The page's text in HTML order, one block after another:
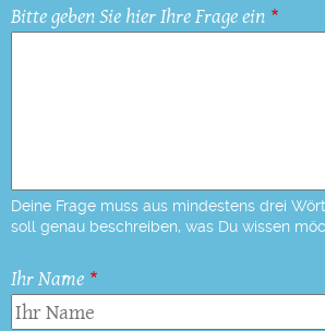
Bitte geben Sie hier Ihre Frage ein
Deine Frage muss aus mindestens drei
soll genau beschreiben, was Du wissen
Ihr Name